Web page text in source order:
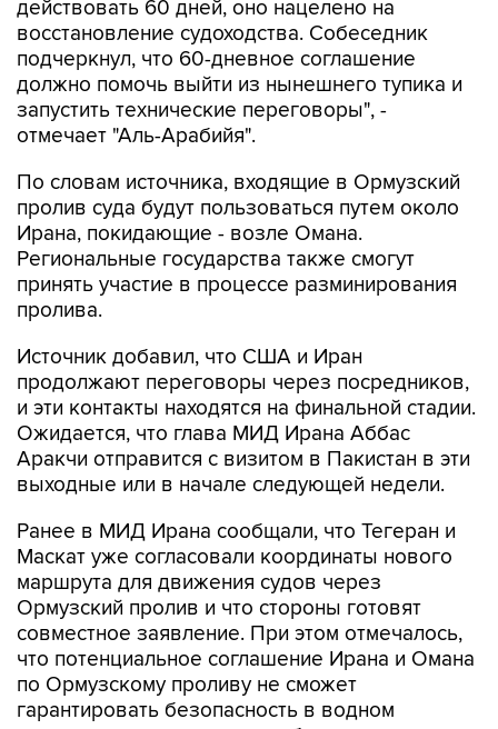
подчеркнул, что 60-дневное соглашение
должно помочь выйти из нынешнего тупика и
запустить технические переговоры", -
отмечает "Аль-Арабийя".
По словам источника, входящие в Ормузский
Ирана, покидающие - возле Омана.
Региональные государства также смогут
принять участие в процессе разминирования
пролива.
Источник добавил, что США и Иран
и эти контакты находятся на финальной стадии.
Ожидается, что глава МИД Ирана Аббас
Аракчи отправится с визитом в Пакистан в эти
выходные или в начале следующей недели.
Ранее в МИД Ирана сообщали, что Тегеран и
маршрута для движения судов через
Ормузский пролив и что стороны готовят
совместное заявление. При этом отмечалось,
что потенциальное соглашение Ирана и Омана
по Ормузскому проливу не сможет
гарантировать безопасность в водном
коридоре из-за риска дестабилизирующих
действий США.